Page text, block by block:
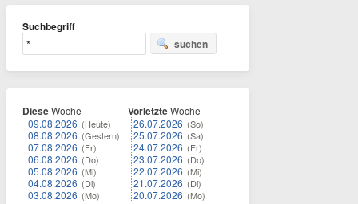
Suchbegriff
suchen
DieseWoche
09.08.2026 (Heute)
08.08.2026 (Gestern)
07.08.2026 (Fr)
06.08.2026 (Do)
05.08.2026 (Mi)
04.08.2026 (Di)
03.08.2026 (Mo)
VorletzteWoche
26.07.2026 (So)
25.07.2026 (Sa)
24.07.2026 (Fr)
23.07.2026 (Do)
22.07.2026 (Mi)
21.07.2026 (Di)
20.07.2026 (Mo)